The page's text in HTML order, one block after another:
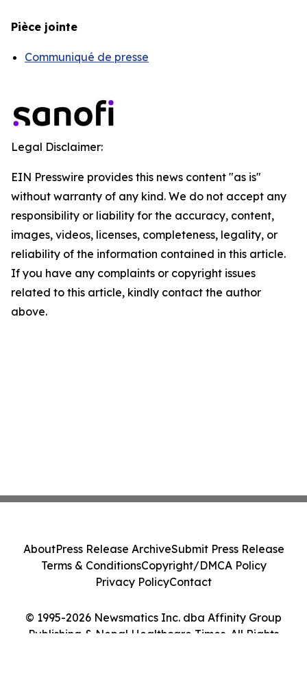
Pièce jointe
Communiqué de presse
Legal Disclaimer:
EIN Presswire provides this news content "as is"
without warranty of any kind. We do not accept any
responsibility or liability for the accuracy, content,
images, videos, licenses, completeness, legality, or
reliability of the information contained in this article.
If you have any complaints or copyright issues
related to this article, kindly contact the author
above.
© 1995-2026 Newsmatics Inc. dba Affinity Group
Publishing & Nepal Healthcare Times. All Rights
AboutPress Release ArchiveSubmit Press Release
Terms & ConditionsCopyright/DMCA Policy
Privacy PolicyContact